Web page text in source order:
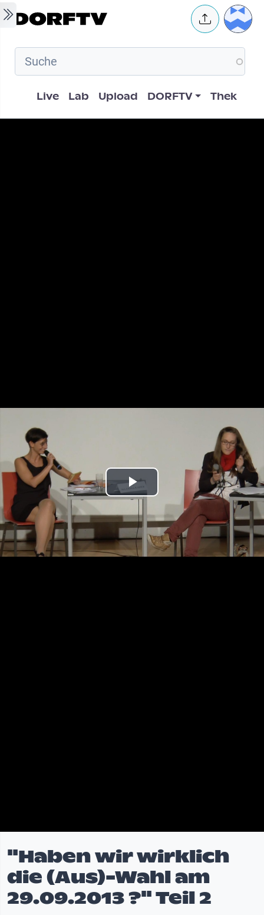
Skip to main content User
Hauptnavigation
Live Lab Upload DORFTV Thek
Play
Video
"Haben wir wirklich
die (Aus)-Wahl am
29.09.2013 ?" Teil 2